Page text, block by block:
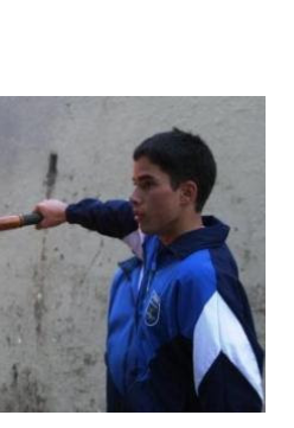
e Obras Públicas
ainda que o processo do
Limpa e Nazareno está mais
Minas já autorizou no dia 20
e Economistas
ganhadora da licitação, a
para a LMG-841 orçado em
355, de 45 quilômetros, ainda
que será disponibilizado para a